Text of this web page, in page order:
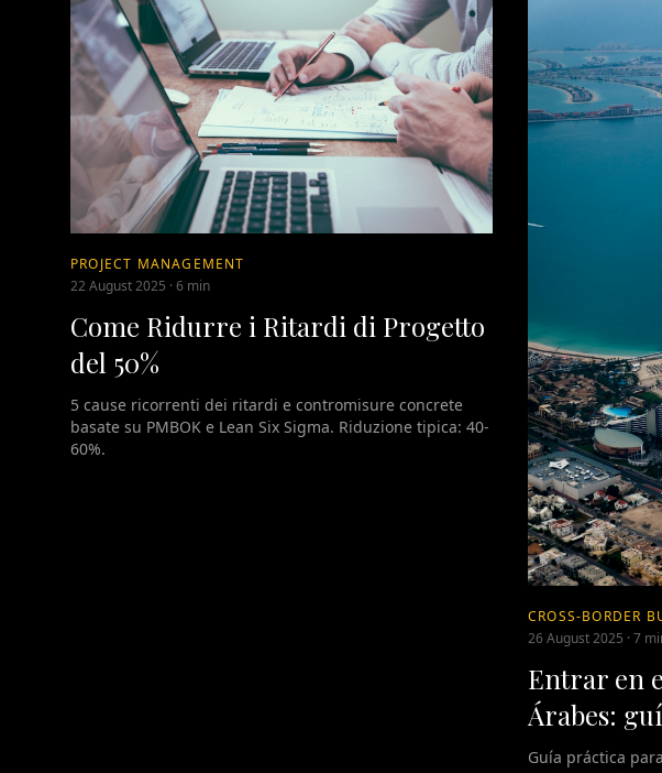
PROJECT MANAGEMENT
22 August 2025 · 6 min
Come Ridurre i Ritardi di Progetto
del 50%
5 cause ricorrenti dei ritardi e contromisure concrete
basate su PMBOK e Lean Six Sigma. Riduzione tipica: 40-
60%.
CROSS-BORDER
26 August 2025 · 7
Entrar en
Árabes:
Guía práctica